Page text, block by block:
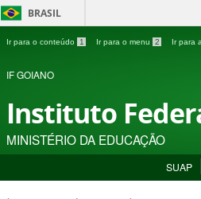
BRASIL
Ir para o conteúdo 1 Ir para o menu 2 Ir para
IF GOIANO
Instituto
MINISTÉRIO DA EDUCAÇÃO
SUAP